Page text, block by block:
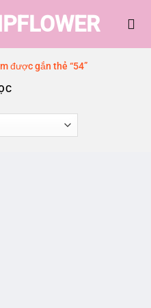
được gắn thẻ “54”